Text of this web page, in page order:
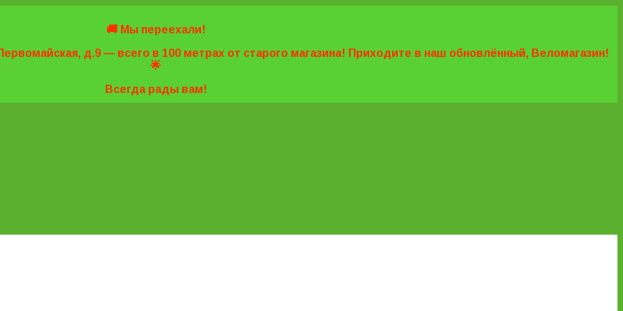
🚚 Мы переехали!
д.9 — всего в 100 метрах от старого магазина! Приходите в наш обновлённый, Веломагазин!
🌟
Всегда рады вам!